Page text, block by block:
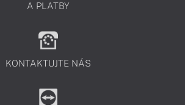
A PLATBY
KONTAKTUJTE NÁS